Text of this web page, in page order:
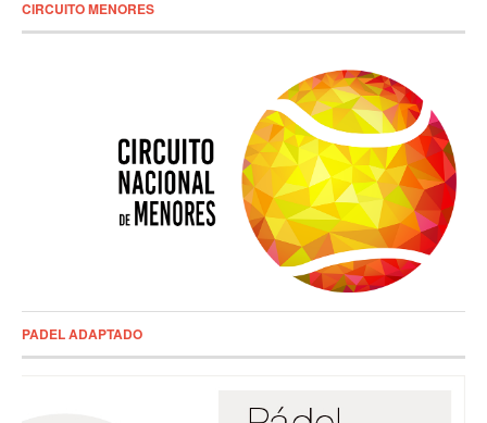
CIRCUITO MENORES
PADEL ADAPTADO